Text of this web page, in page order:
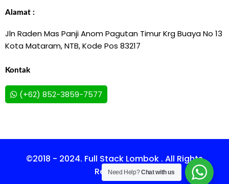
Alamat :
Jln Raden Mas Panji Anom Pagutan Timur Krg Buaya No 13
Kota Mataram, NTB, Kode Pos 83217
Kontak
(+62) 852-3859-7577
©2018 - 2024. Full Stack Lombok . All Rights
Reserved.
Need Help?Chat with us